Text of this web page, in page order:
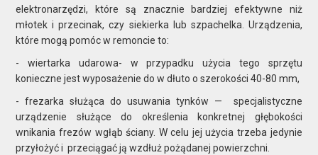
elektronarzędzi, które są znacznie bardziej efektywne niż
młotek i przecinak, czy siekierka lub szpachelka. Urządzenia,
które mogą pomóc w remoncie to:
- wiertarka udarowa- w przypadku użycia tego sprzętu
konieczne jest wyposażenie do w dłuto o szerokości 40-80 mm,
- frezarka służąca do usuwania tynków — specjalistyczne
urządzenie służące do określenia konkretnej głębokości
wnikania frezów wgłąb ściany. W celu jej użycia trzeba jedynie
przyłożyć i przeciągać ją wzdłuż pożądanej powierzchni.